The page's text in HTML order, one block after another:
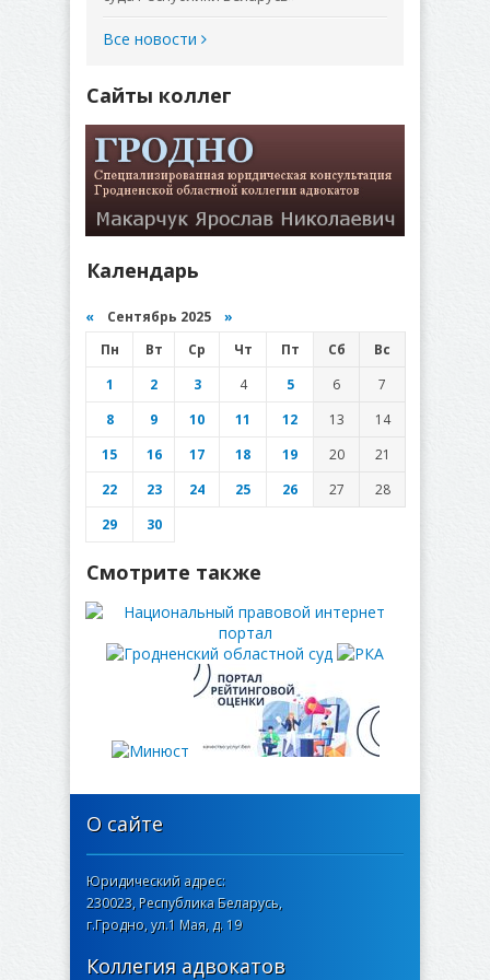
Все новости
Сайты коллег
Календарь
« Сентябрь 2025 »
Пн
Вт Ср Чт Пт Сб
Вс
1
2 3 4 5 6
7
8
9 10 11 12 13
14
15
16 17 18 19 20
21
22
23 24 25 26 27
28
29
30
Смотрите также
О сайте
Юридический адрес:
230023, Республика Беларусь,
г.Гродно, ул.1 Мая, д. 19
Коллегия адвокатов